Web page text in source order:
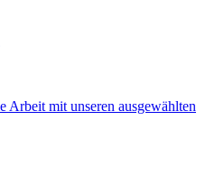
Arbeit mit unseren ausgewählten